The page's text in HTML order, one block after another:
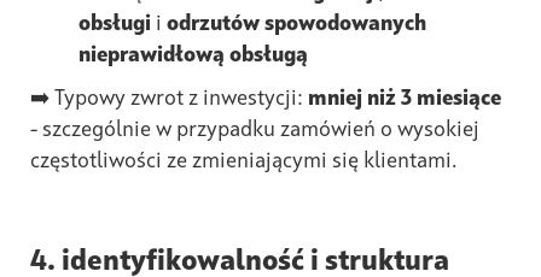
obsługi i odrzutów spowodowanych
nieprawidłową obsługą
➡️ Typowy zwrot z inwestycji: mniej niż 3 miesiące
- szczególnie w przypadku zamówień o wysokiej
częstotliwości ze zmieniającymi się klientami.
4. identyfikowalność i struktura